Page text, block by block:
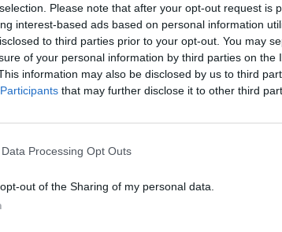
Please note that after your opt-out request is
interest-based ads based on personal information
to third parties prior to your opt-out. You may
of your personal information by third parties on the
information may also be disclosed by us to third
that may further disclose it to other third
Processing Opt Outs
out of the Sharing of my personal data.
maintenant Tiger Air… vous y
RÉPONDRE
8 février 2014 - 12 h 58 min
toujours Tiger Airways
le nom de “Tigerair”.
et des articles qui je trouve font
site, mais pour le coup, l’erreur
connaissez-vous vraiment ?”, j’ai